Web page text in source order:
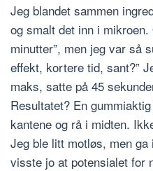
Jeg blandet sammen
og smalt det inn i
minutter”, men jeg var så
effekt, kortere tid, sant?”
maks, satte på 45
Resultatet? En
kantene og rå i midten.
Jeg ble litt motløs, men
visste jo at potensialet for